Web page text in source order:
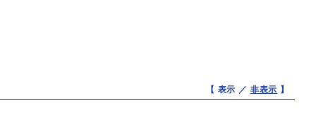
【 表示 ／ 非表示 】